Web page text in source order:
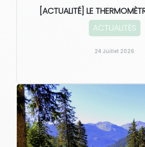
[ACTUALITÉ] LE
ACTUALITÉS
24 Juillet 2026